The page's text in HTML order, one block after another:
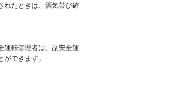
れたときは、酒気帯び確
運転管理者は、副安全運
できます。